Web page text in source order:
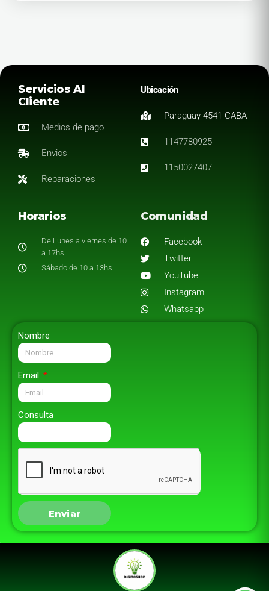
Servicios Al
Cliente
Medios de pago
Envios
Reparaciones
Ubicación
Paraguay 4541 CABA
1147780925
1150027407
Horarios
De Lunes a viernes de 10
a 17hs
Sábado de 10 a 13hs
Comunidad
Facebook
Twitter
YouTube
Instagram
Whatsapp
Nombre
Email
Consulta
Enviar